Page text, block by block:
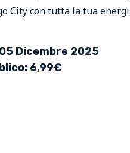
City con tutta la tua
Dicembre 2025
6,99€